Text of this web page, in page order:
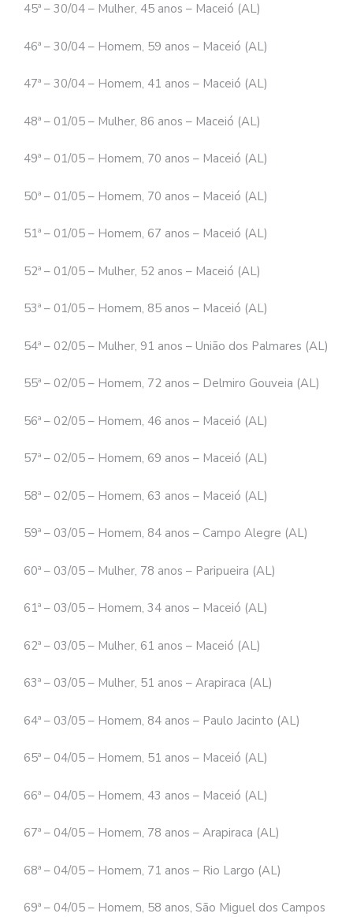
45ª – 30/04 – Mulher, 45 anos – Maceió (AL)
46ª – 30/04 – Homem, 59 anos – Maceió (AL)
47ª – 30/04 – Homem, 41 anos – Maceió (AL)
48ª – 01/05 – Mulher, 86 anos – Maceió (AL)
49ª – 01/05 – Homem, 70 anos – Maceió (AL)
50ª – 01/05 – Homem, 70 anos – Maceió (AL)
51ª – 01/05 – Homem, 67 anos – Maceió (AL)
52ª – 01/05 – Mulher, 52 anos – Maceió (AL)
53ª – 01/05 – Homem, 85 anos – Maceió (AL)
54ª – 02/05 – Mulher, 91 anos – União dos Palmares (AL)
55ª – 02/05 – Homem, 72 anos – Delmiro Gouveia (AL)
56ª – 02/05 – Homem, 46 anos – Maceió (AL)
57ª – 02/05 – Homem, 69 anos – Maceió (AL)
58ª – 02/05 – Homem, 63 anos – Maceió (AL)
59ª – 03/05 – Homem, 84 anos – Campo Alegre (AL)
60ª – 03/05 – Mulher, 78 anos – Paripueira (AL)
61ª – 03/05 – Homem, 34 anos – Maceió (AL)
62ª – 03/05 – Mulher, 61 anos – Maceió (AL)
63ª – 03/05 – Mulher, 51 anos – Arapiraca (AL)
64ª – 03/05 – Homem, 84 anos – Paulo Jacinto (AL)
65ª – 04/05 – Homem, 51 anos – Maceió (AL)
66ª – 04/05 – Homem, 43 anos – Maceió (AL)
67ª – 04/05 – Homem, 78 anos – Arapiraca (AL)
68ª – 04/05 – Homem, 71 anos – Rio Largo (AL)
69ª – 04/05 – Homem, 58 anos, São Miguel dos Campos